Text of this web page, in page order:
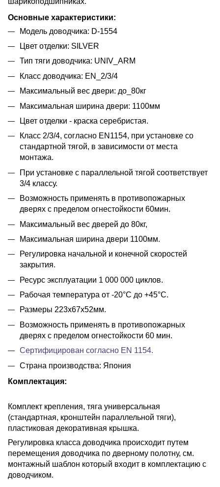
Основные характеристики:
Модель доводчика: D-1554
Цвет отделки: SILVER
Тип тяги доводчика: UNIV_ARM
Класс доводчика: EN_2/3/4
Максимальный вес двери: до_80кг
Максимальная ширина двери: 1100мм
Цвет отделки - краска серебристая.
Класс 2/3/4, согласно EN1154, при установке со
стандартной тягой, в зависимости от места
монтажа.
При установке с параллельной тягой соответствует
3/4 классу.
Возможность применять в противопожарных
дверях с пределом огнестойкости 60мин.
Максимальный вес дверей до 80кг,
Максимальная ширина двери 1100мм.
Регулировка начальной и конечной скоростей
закрытия.
Ресурс эксплуатации 1 000 000 циклов.
Рабочая температура от -20°С до +45°С.
Размеры 223х67х52мм.
Возможность применять в противопожарных
дверях с пределом огнестойкости 60 мин.
Сертифицирован согласно EN 1154.
Страна производства: Япония
Комплектация:
Комплект крепления, тяга универсальная
(стандартная, кронштейн параллельной тяги),
пластиковая декоративная крышка.
Регулировка класса доводчика происходит путем
перемещения доводчика по дверному полотну, см.
монтажный шаблон который входит в комплектацию с
доводчиком.